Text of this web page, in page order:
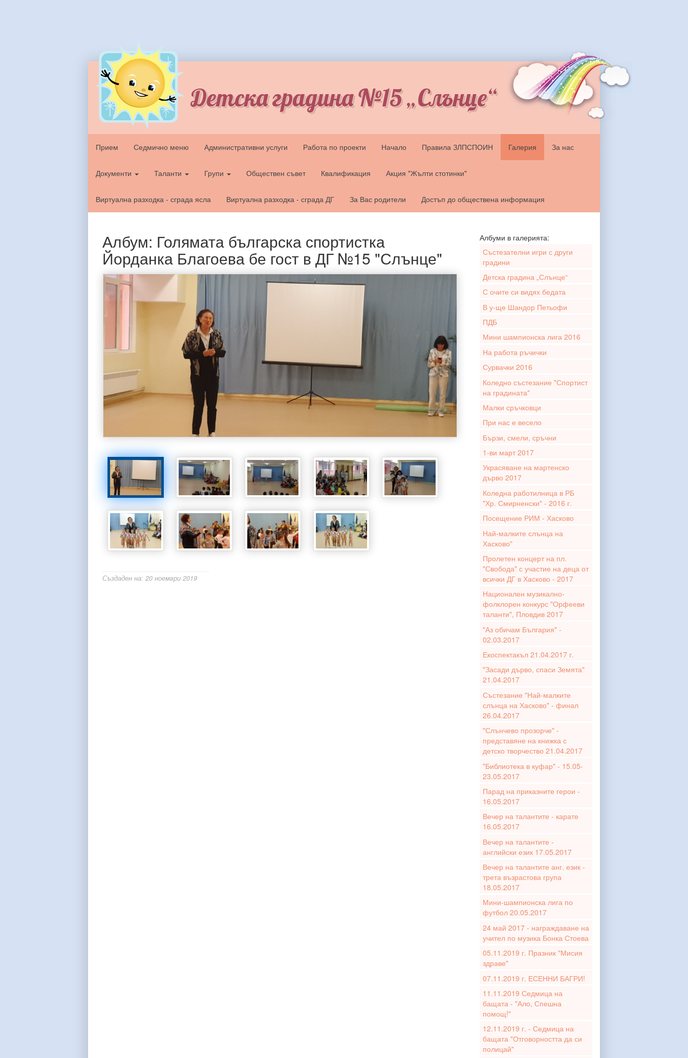
Детска градина №15 „Слънце“
Прием Седмично меню Административни услуги Работа по проекти Начало Правила ЗЛПСПОИН Галерия За нас
Документи Таланти Групи Обществен съвет Квалификация Акция "Жълти стотинки"
Виртуална разходка - сграда ясла Виртуална разходка - сграда ДГ За Вас родители Достъп до обществена информация
Албум: Голямата българска спортистка
Йорданка Благоева бе гост в ДГ №15 "Слънце"
Създаден на: 20 ноември 2019
Албуми в галерията:
Състезателни игри с други
градини
Детска градина „Слънце“
С очите си видях бедата
В у-ще Шандор Петьофи
ПДБ
Мини шампионска лига 2016
На работа ръчички
Сурвачки 2016
Коледно състезание "Спортист
на градината"
Малки сръчковци
При нас е весело
Бързи, смели, сръчни
1-ви март 2017
Украсяване на мартенско
дърво 2017
Коледна работилница в РБ
"Хр. Смирненски" - 2016 г.
Посещение РИМ - Хасково
Най-малките слънца на
Хасково"
Пролетен концерт на пл.
"Свобода" с участие на деца от
всички ДГ в Хасково - 2017
Национален музикално-
фолклорен конкурс "Орфееви
таланти", Пловдив 2017
"Аз обичам България" -
02.03.2017
Екоспектакъл 21.04.2017 г.
"Засади дърво, спаси Земята"
21.04.2017
Състезание "Най-малките
слънца на Хасково" - финал
26.04.2017
"Слънчево прозорче" -
представяне на книжка с
детско творчество 21.04.2017
"Библиотека в куфар" - 15.05-
23.05.2017
Парад на приказните герои -
16.05.2017
Вечер на талантите - карате
16.05.2017
Вечер на талантите -
английски език 17.05.2017
Вечер на талантите анг. език -
трета възрастова група
18.05.2017
Мини-шампионска лига по
футбол 20.05.2017
24 май 2017 - награждаване на
учител по музика Бонка Стоева
05.11.2019 г. Празник "Мисия
здраве"
07.11.2019 г. ЕСЕННИ БАГРИ!
11.11.2019 Седмица на
бащата - "Ало, Спешна
помощ!"
12.11.2019 г. - Седмица на
бащата "Отговорността да си
полицай"